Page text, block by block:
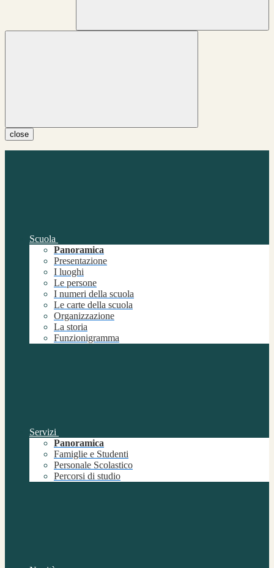
close
Scuola
Panoramica
Presentazione
I luoghi
Le persone
I numeri della scuola
Le carte della scuola
Organizzazione
La storia
Funzionigramma
Servizi
Panoramica
Famiglie e Studenti
Personale Scolastico
Percorsi di studio